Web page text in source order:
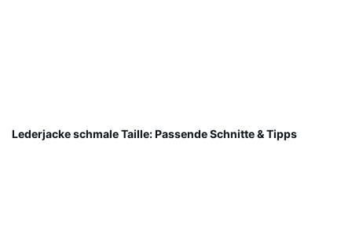
Lederjacke schmale Taille: Passende Schnitte & Tipps